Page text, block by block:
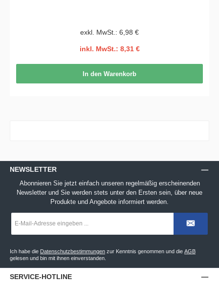
exkl. MwSt.: 6,98 €
inkl. MwSt.: 8,31 €
In den Warenkorb
NEWSLETTER
Abonnieren Sie jetzt einfach unseren regelmäßig erscheinenden
Newsletter und Sie werden stets unter den Ersten sein, über neue
Produkte und Angebote informiert werden.
Mail-
*
Ich habe die Datenschutzbestimmungen zur Kenntnis genommen und die AGB
gelesen und bin mit ihnen einverstanden.
SERVICE-HOTLINE